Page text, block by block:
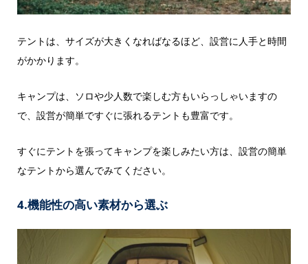
テントは、サイズが大きくなればなるほど、設営に人手と時間
がかかります。
キャンプは、ソロや少人数で楽しむ方もいらっしゃいますの
で、設営が簡単ですぐに張れるテントも豊富です。
すぐにテントを張ってキャンプを楽しみたい方は、設営の簡単
なテントから選んでみてください。
4.機能性の高い素材から選ぶ